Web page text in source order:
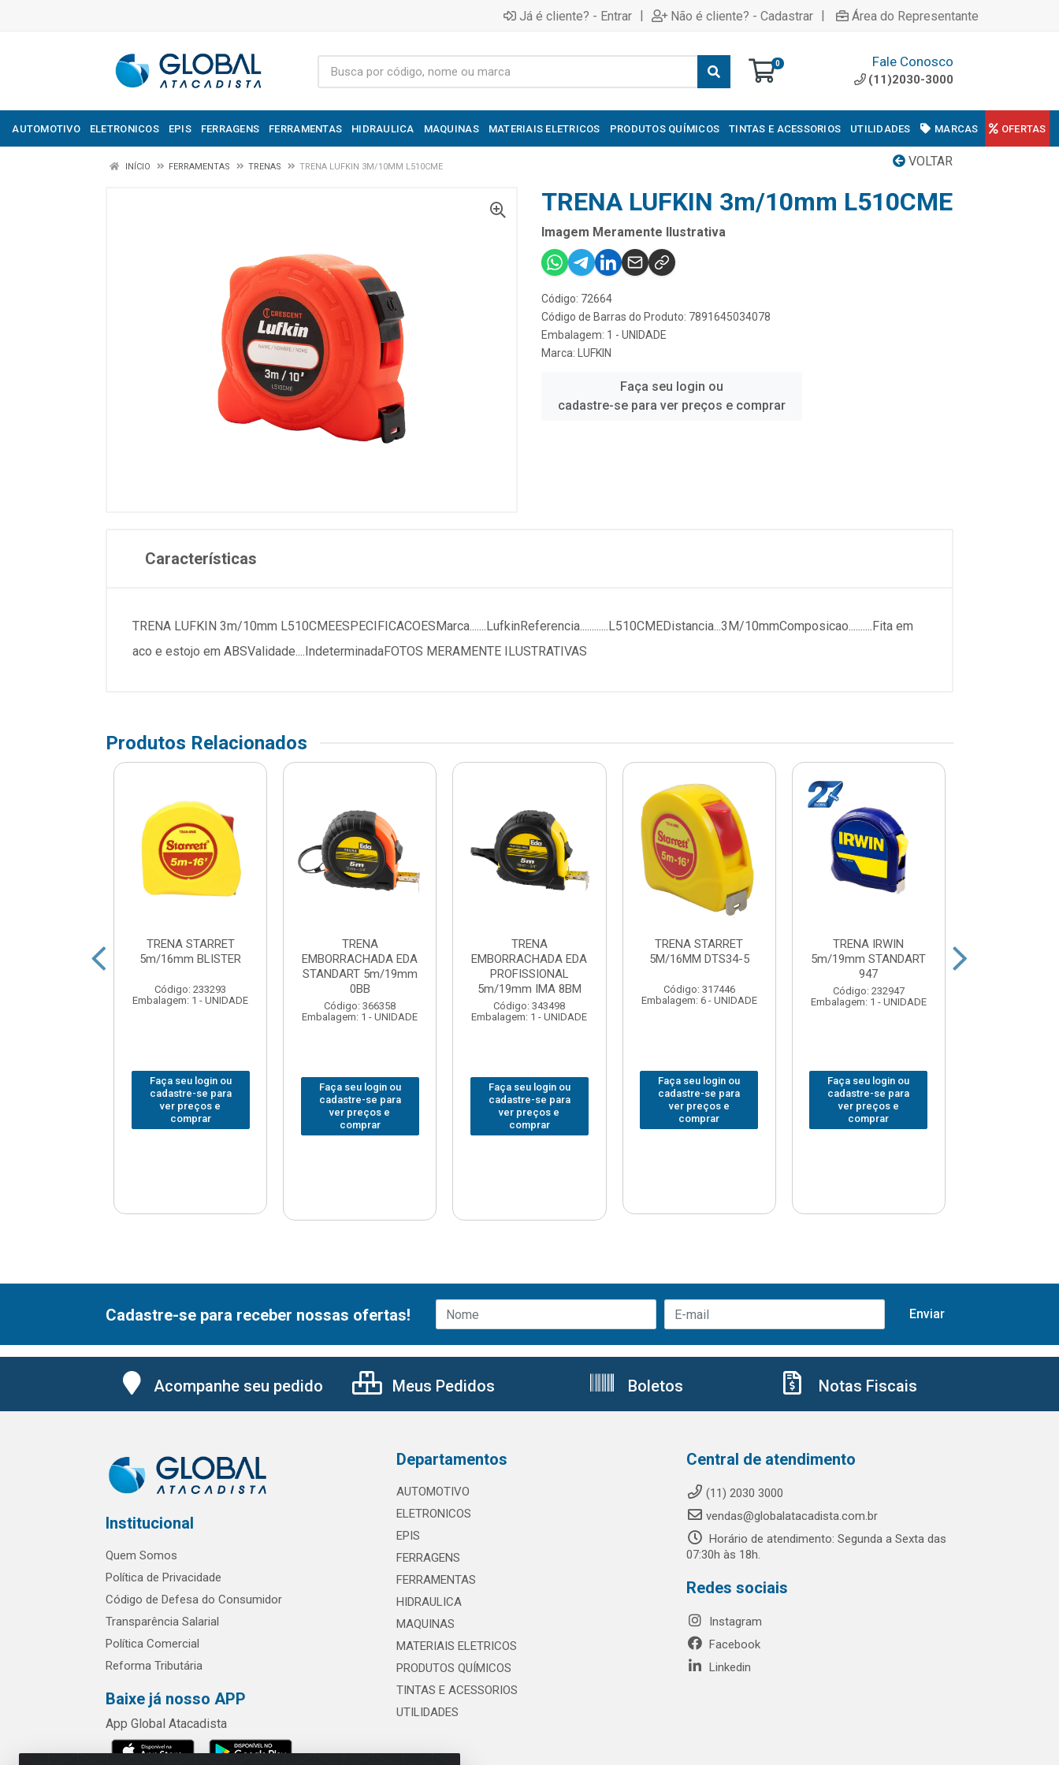
Já é cliente? - Entrar | Não é cliente? - Cadastrar | Área do Representante
0 Fale Conosco
(11)2030-3000
AUTOMOTIVO ELETRONICOS EPIS FERRAGENS FERRAMENTAS HIDRAULICA MAQUINAS MATERIAIS ELETRICOS PRODUTOS QUÍMICOS TINTAS E ACESSORIOS UTILIDADES MARCAS OFERTAS
VOLTAR
INÍCIO FERRAMENTAS TRENAS TRENA LUFKIN 3M/10MM L510CME
TRENA LUFKIN 3m/10mm L510CME
Imagem Meramente Ilustrativa
Código: 72664
Código de Barras do Produto: 7891645034078
Embalagem: 1 - UNIDADE
Marca:
LUFKIN
Faça seu login ou
cadastre-se para ver preços e comprar
Características
TRENA LUFKIN 3m/10mm L510CMEESPECIFICACOESMarca.......LufkinReferencia............L510CMEDistancia...3M/10mmComposicao..........Fita em
aco e estojo em ABSValidade....IndeterminadaFOTOS MERAMENTE ILUSTRATIVAS
Produtos Relacionados
TRENA STARRET
5m/16mm BLISTER
Código: 233293
Embalagem: 1 - UNIDADE
Faça seu login ou
cadastre-se para
ver preços e
comprar
TRENA
EMBORRACHADA EDA
STANDART 5m/19mm
0BB
Código: 366358
Embalagem: 1 - UNIDADE
Faça seu login ou
cadastre-se para
ver preços e
comprar
TRENA
EMBORRACHADA EDA
PROFISSIONAL
5m/19mm IMA 8BM
Código: 343498
Embalagem: 1 - UNIDADE
Faça seu login ou
cadastre-se para
ver preços e
comprar
TRENA STARRET
5M/16MM DTS34-5
Código: 317446
Embalagem: 6 - UNIDADE
Faça seu login ou
cadastre-se para
ver preços e
comprar
TRENA IRWIN
5m/19mm STANDART
947
Código: 232947
Embalagem: 1 - UNIDADE
Faça seu login ou
cadastre-se para
ver preços e
comprar
Cadastre-se para receber nossas ofertas!
Acompanhe seu pedido Meus Pedidos Boletos Notas Fiscais
Institucional
Quem Somos
Política de Privacidade
Código de Defesa do Consumidor
Transparência Salarial
Política Comercial
Reforma Tributária
Baixe já nosso APP
App Global Atacadista
Departamentos
AUTOMOTIVO
ELETRONICOS
EPIS
FERRAGENS
FERRAMENTAS
HIDRAULICA
MAQUINAS
MATERIAIS ELETRICOS
PRODUTOS QUÍMICOS
TINTAS E ACESSORIOS
UTILIDADES
Central de atendimento
(11) 2030 3000
vendas@globalatacadista.com.br
Horário de atendimento: Segunda a Sexta das
07:30h às 18h.
Redes sociais
Instagram
Facebook
Linkedin